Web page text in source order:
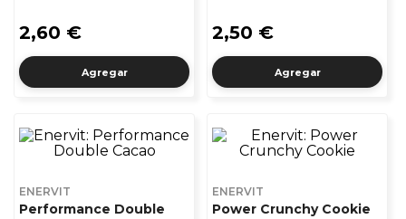
2,60 €
Agregar
2,50 €
Agregar
ENERVIT
Performance Double
ENERVIT
Power Crunchy Cookie